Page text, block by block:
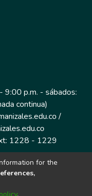
9:00 p.m. - sábados:
continua)
/
1228 - 1229
histórico, piso 1
for the